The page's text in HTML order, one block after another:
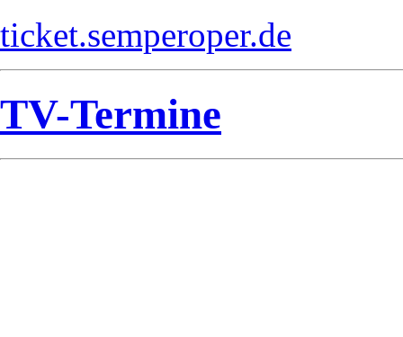
ticket.semperoper.de
TV-Termine